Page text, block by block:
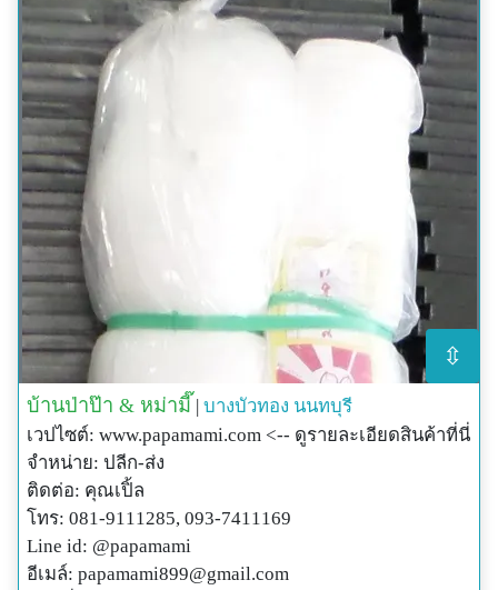
⇳
บ้านป่าป๊า & หม่ามี๊ บางบัวทอง นนทบุรี
เวปไซต์: www.papamami.com <-- ดูรายละเอียดสินค้าที่นี่
จำหน่าย: ปลีก-ส่ง
ติดต่อ: คุณเปิ้ล
โทร: 081-9111285, 093-7411169
Line id: @papamami
อีเมล์: papamami899@gmail.com